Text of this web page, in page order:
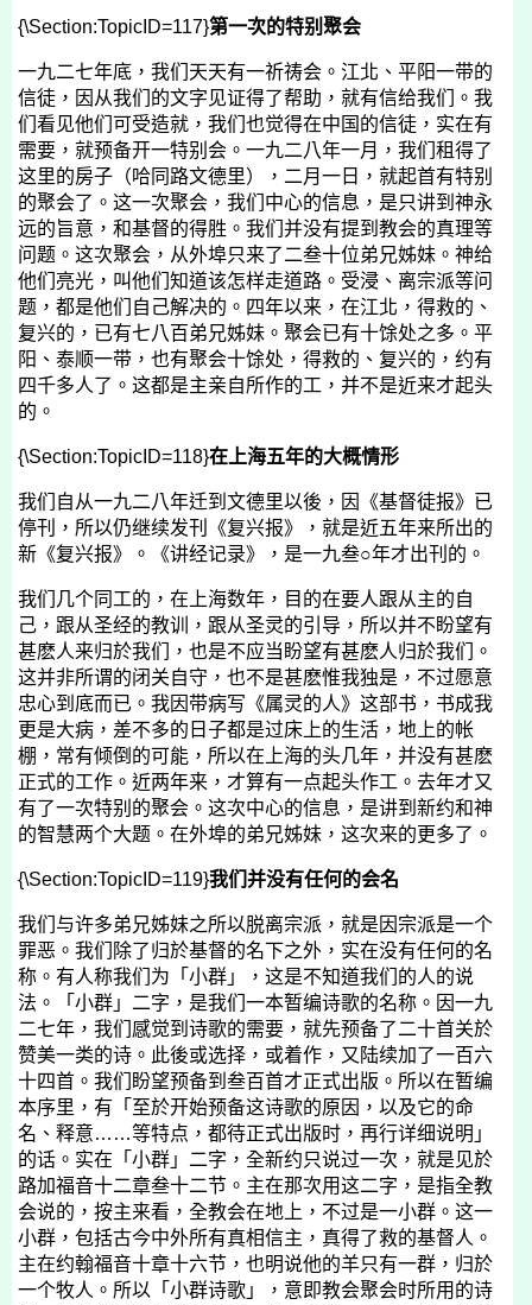
{\Section:TopicID=117}第一次的特别聚会
一九二七年底，我们天天有一祈祷会。江北、平阳一带的
信徒，因从我们的文字见证得了帮助，就有信给我们。我
们看见他们可受造就，我们也觉得在中国的信徒，实在有
需要，就预备开一特别会。一九二八年一月，我们租得了
这里的房子（哈同路文德里）， 二月一日 ，就起首有特别
的聚会了。这一次聚会，我们中心的信息，是只讲到神永
远的旨意，和基督的得胜。我们并没有提到教会的真理等
问题。这次聚会，从外埠只来了二叁十位弟兄姊妹。神给
他们亮光，叫他们知道该怎样走道路。受浸、离宗派等问
题，都是他们自己解决的。四年以来，在江北，得救的、
复兴的，已有七八百弟兄姊妹。聚会已有十馀处之多。平
阳、泰顺一带，也有聚会十馀处，得救的、复兴的，约有
四千多人了。这都是主亲自所作的工，并不是近来才起头
的。
{\Section:TopicID=118}在上海五年的大概情形
我们自从一九二八年迁到文德里以後，因《基督徒报》已
停刊，所以仍继续发刊《复兴报》，就是近五年来所出的
新《复兴报》。《讲经记录》，是一九叁○年才出刊的。
我们几个同工的，在上海数年，目的在要人跟从主的自
己，跟从圣经的教训，跟从圣灵的引导，所以并不盼望有
甚麽人来归於我们，也是不应当盼望有甚麽人归於我们。
这并非所谓的闭关自守，也不是甚麽惟我独是，不过愿意
忠心到底而已。我因带病写《属灵的人》这部书，书成我
更是大病，差不多的日子都是过床上的生活，地上的帐
棚，常有倾倒的可能，所以在上海的头几年，并没有甚麽
正式的工作。近两年来，才算有一点起头作工。去年才又
有了一次特别的聚会。这次中心的信息，是讲到新约和神
的智慧两个大题。在外埠的弟兄姊妹，这次来的更多了。
{\Section:TopicID=119}我们并没有任何的会名
我们与许多弟兄姊妹之所以脱离宗派，就是因宗派是一个
罪恶。我们除了归於基督的名下之外，实在没有任何的名
称。有人称我们为「小群」，这是不知道我们的人的说
法。「小群」二字，是我们一本暂编诗歌的名称。因一九
二七年，我们感觉到诗歌的需要，就先预备了二十首关於
赞美一类的诗。此後或选择，或着作，又陆续加了一百六
十四首。我们盼望预备到叁百首才正式出版。所以在暂编
本序里，有「至於开始预备这诗歌的原因，以及它的命
名、释意……等特点，都待正式出版时，再行详细说明」
的话。实在「小群」二字，全新约只说过一次，就是见於
路加福音十二章叁十二节。主在那次用这二字，是指全教
会说的，按主来看，全教会在地上，不过是一小群。这一
小群，包括古今中外所有真相信主，真得了救的基督人。
主在约翰福音十章十六节，也明说他的羊只有一群，归於
一个牧人。所以「小群诗歌」，意即教会聚会时所用的诗